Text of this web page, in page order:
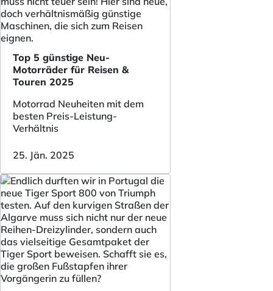
Top 5 günstige Neu-
Motorräder für Reisen &
Touren 2025
Motorrad Neuheiten mit dem
besten Preis-Leistung-
Verhältnis
25. Jän. 2025